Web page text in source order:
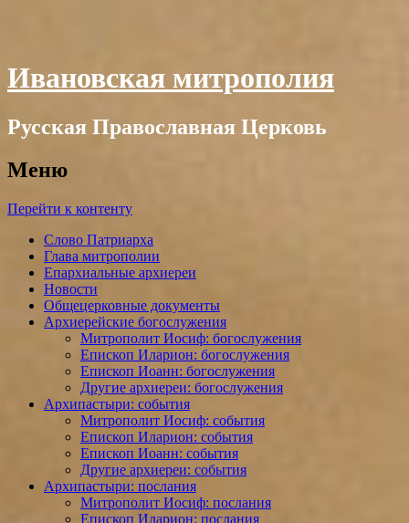
Ивановская митрополия
Русская Православная Церковь
Меню
Перейти к контенту
Слово Патриарха
Глава митрополии
Епархиальные архиереи
Новости
Общецерковные документы
Архиерейские богослужения
Митрополит Иосиф: богослужения
Епископ Иларион: богослужения
Епископ Иоанн: богослужения
Другие архиереи: богослужения
Архипастыри: события
Митрополит Иосиф: события
Епископ Иларион: события
Епископ Иоанн: события
Другие архиереи: события
Архипастыри: послания
Митрополит Иосиф: послания
Епископ Иларион: послания